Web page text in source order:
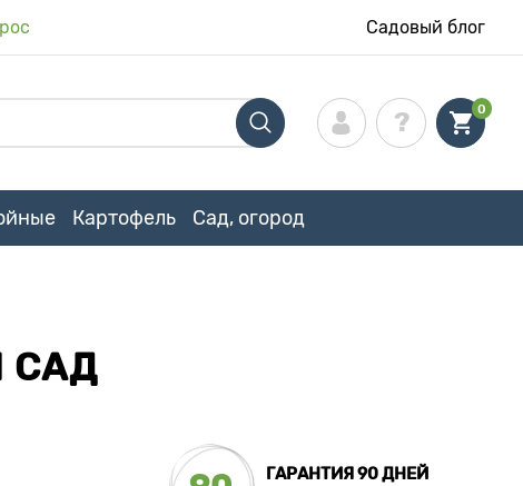
Садовый блог
0
Картофель Сад, огород
САД
ГАРАНТИЯ 90 ДНЕЙ